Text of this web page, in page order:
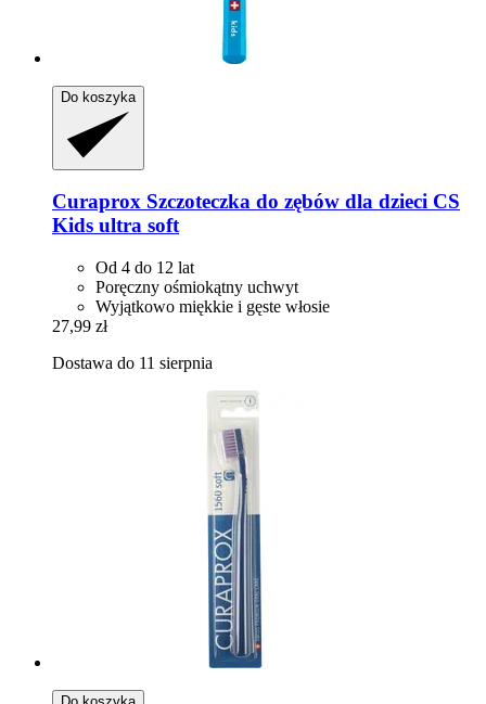
Do koszyka
Curaprox Szczoteczka do zębów dla dzieci CS
Kids ultra soft
Od 4 do 12 lat
Poręczny ośmiokątny uchwyt
Wyjątkowo miękkie i gęste włosie
27,99 zł
Dostawa do 11 sierpnia